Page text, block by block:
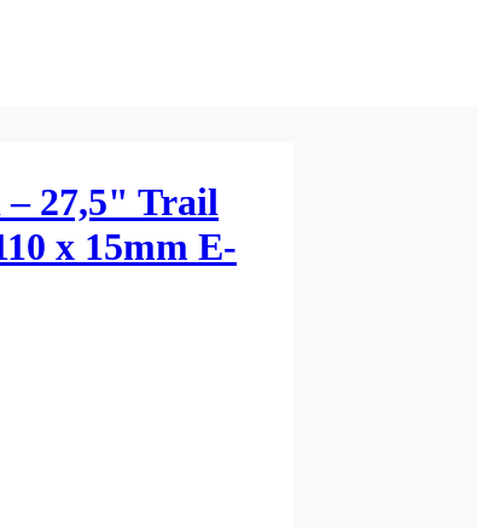
27,5" Trail
x 15mm E-